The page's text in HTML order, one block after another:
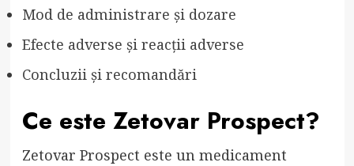
Mod de administrare și dozare
Efecte adverse și reacții adverse
Concluzii și recomandări
Ce este Zetovar Prospect?
Zetovar Prospect este un medicament